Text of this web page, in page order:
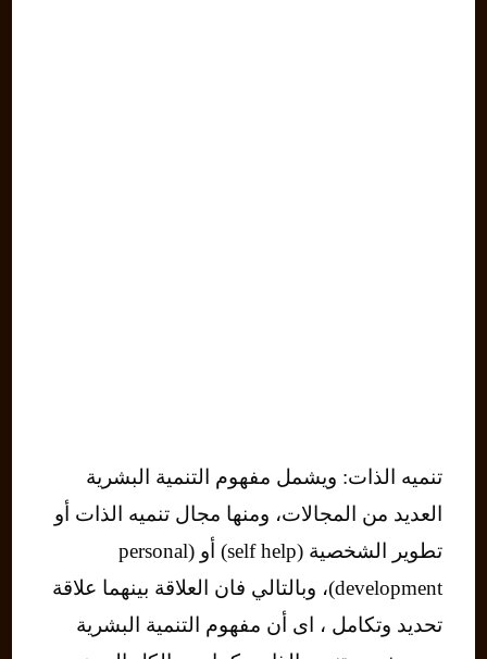
تنميه الذات: ويشمل مفهوم التنمية البشرية
العديد من المجالات، ومنها مجال تنميه الذات أو
تطوير الشخصية (self help) أو (personal
development)، وبالتالي فان العلاقة بينهما علاقة
تحديد وتكامل ، اى أن مفهوم التنمية البشرية